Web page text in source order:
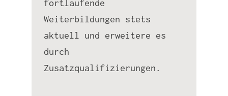
fortlaufende
Weiterbildungen stets
aktuell und erweitere es
durch
Zusatzqualifizierungen.